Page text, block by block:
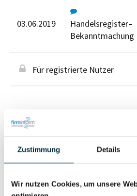
Zustimmung Details
Wir nutzen Cookies, um unsere
03.06.2019
Handelsregister–
Bekanntmachung
Für registrierte Nutzer
Personen im Unternehmen
Inhaber (1)